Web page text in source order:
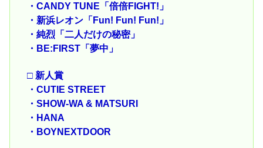
・CANDY TUNE「倍倍FIGHT!」
・新浜レオン「Fun! Fun! Fun!」
・純烈「二人だけの秘密」
・BE:FIRST「夢中」
□ 新人賞
・CUTIE STREET
・SHOW-WA & MATSURI
・HANA
・BOYNEXTDOOR